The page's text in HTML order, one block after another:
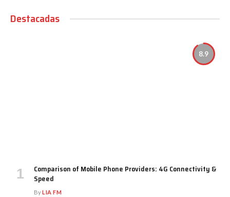
Destacadas
8.9
Comparison of Mobile Phone Providers: 4G Connectivity &
Speed
ByLIA FM